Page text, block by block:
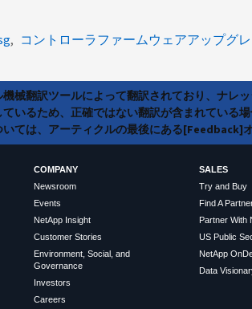
コントローラファームウェアアップグ
械翻訳ツールによって翻訳されており、ナレ
いるため、正確ではない翻訳が含まれている
ては、アーティクルの最後にある[Feedback]
COMPANY
Newsroom
Events
NetApp Insight
Customer Stories
Environment, Social, and
Governance
Investors
Careers
SALES
Try and Buy
Find A
Partner With
US Public
NetApp
Data